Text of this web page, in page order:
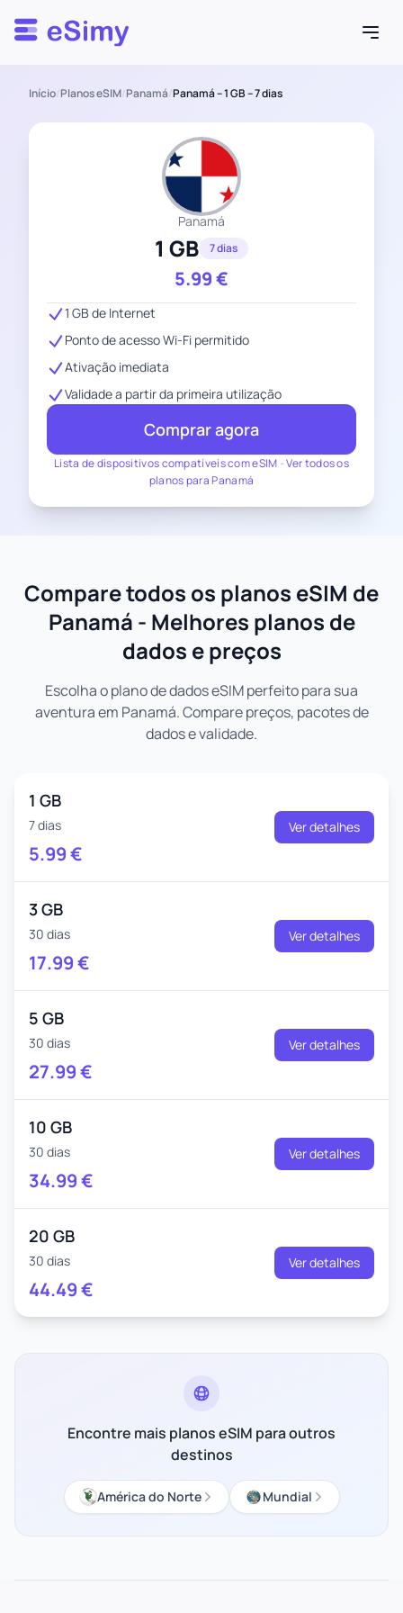
Esimy
Início/Planos eSIM/Panamá/Panamá – 1 GB – 7 dias
Panamá
1 GB 7 dias
5.99€
Lista de dispositivos compatíveis com eSIM -Ver todos os
planos para Panamá
1 GB de Internet
Ponto de acesso Wi-Fi permitido
Ativação imediata
Validade a partir da primeira utilização
Comprar agora
Compare todos os planos eSIM de
Panamá - Melhores planos de
dados e preços
Escolha o plano de dados eSIM perfeito para sua
aventura em Panamá. Compare preços, pacotes de
dados e validade.
1 GB
7 dias
5.99€
Ver detalhes
3 GB
30 dias
17.99€
Ver detalhes
5 GB
30 dias
27.99€
Ver detalhes
10 GB
30 dias
34.99€
Ver detalhes
20 GB
30 dias
44.49€
Ver detalhes
Encontre mais planos eSIM para outros
destinos
América do Norte Mundial